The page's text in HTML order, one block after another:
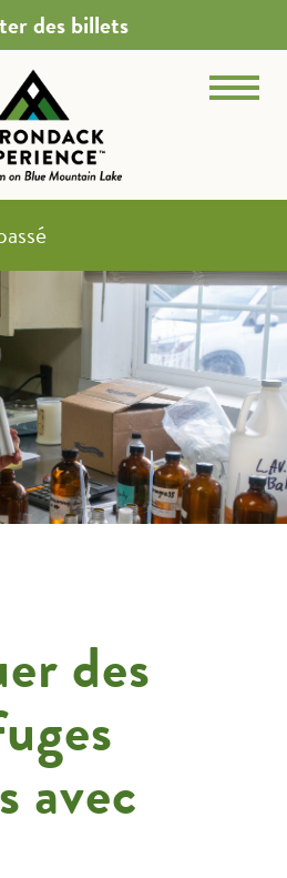
des billets
des
avec